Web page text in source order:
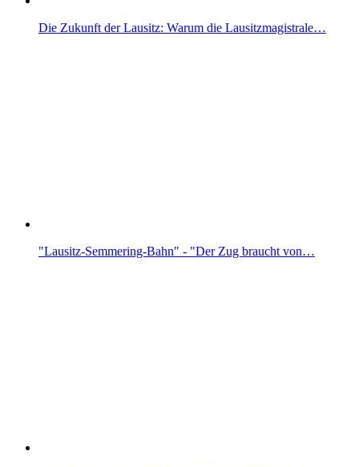
Die Zukunft der Lausitz: Warum die Lausitzmagistrale…
"Lausitz-Semmering-Bahn" - "Der Zug braucht von…